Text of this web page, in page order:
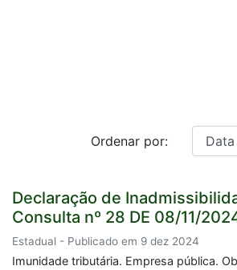
Ordenar por:
Declaração de
Consulta nº 28 DE 08/11/
Estadual - Publicado em 9 dez 2024
Imunidade tributária. Empresa pública.